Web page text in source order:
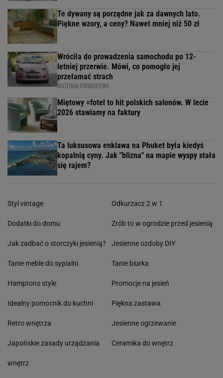
Te dywany są porządne jak za dawnych lato.
Piękne wzory, a ceny? Nawet mniej niż 50 zł
Wróciła do prowadzenia samochodu po 12-
letniej przerwie. Mówi, co pomogło jej
przełamać strach
MATERIAŁ PROMOCYJNY
Miętowy =fotel to hit polskich salonów. W lecie
2026 stawiamy na faktury
Ta luksusowa enklawa na Phuket była kiedyś
kopalnią cyny. Jak "blizna" na mapie wyspy stała
się rajem?
Styl vintage
Dodatki do domu
Jak zadbać o storczyki jesienią?
Tanie meble do sypialni
Hamptons style
Idealny pomocnik do kuchni
Retro wnętrza
Japońskie zasady urządzania
wnętrz
Odkurzacz 2 w 1
Zrób to w ogrodzie przed jesienią
Jesienne ozdoby DIY
Tanie biurka
Promocje na jesień
Piękna zastawa
Jesienne ogrzewanie
Ceramika do wnętrz